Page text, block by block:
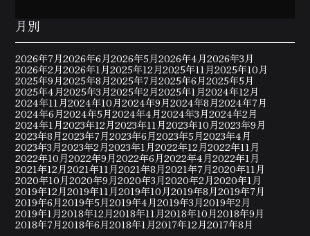
月別
2026年7月2026年6月2026年5月2026年4月2026年3月
2026年2月2026年1月2025年12月2025年11月2025年10月
2025年9月2025年8月2025年7月2025年6月2025年5月
2025年4月2025年3月2025年2月2025年1月2024年12月
2024年11月2024年10月2024年9月2024年8月2024年7月
2024年6月2024年5月2024年4月2024年3月2024年2月
2024年1月2023年12月2023年11月2023年10月2023年9月
2023年8月2023年7月2023年6月2023年5月2023年4月
2023年3月2023年2月2023年1月2022年12月2022年11月
2022年10月2022年9月2022年6月2022年4月2022年1月
2021年12月2021年11月2021年8月2021年7月2020年11月
2020年10月2020年9月2020年3月2020年2月2020年1月
2019年12月2019年11月2019年10月2019年8月2019年7月
2019年6月2019年5月2019年4月2019年3月2019年2月
2019年1月2018年12月2018年11月2018年10月2018年9月
2018年7月2018年6月2018年1月2017年12月2017年8月